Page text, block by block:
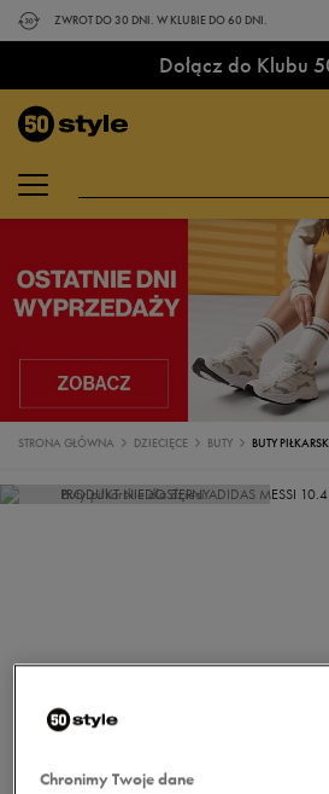
ZWROT DO 30 DNI. W KLUBIE DO 60 DNI.
Dołącz do Klubu
STRONA GŁÓWNA DZIECIĘCE BUTY BUTY
PRODUKT NIEDOSTĘPNY
Chronimy Twoje dane